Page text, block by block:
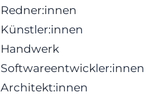
Redner:innen
Künstler:innen
Handwerk
Softwareentwickler:innen
Architekt:innen